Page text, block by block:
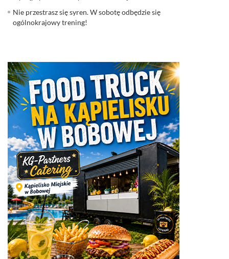
Nie przestrasz się syren. W sobotę odbędzie się
ogólnokrajowy trening!